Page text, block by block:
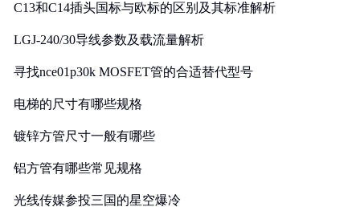
C13和C14插头国标与欧标的区别及其标准解析
LGJ-240/30导线参数及载流量解析
寻找nce01p30k MOSFET管的合适替代型号
电梯的尺寸有哪些规格
镀锌方管尺寸一般有哪些
铝方管有哪些常见规格
光线传媒参投三国的星空爆冷